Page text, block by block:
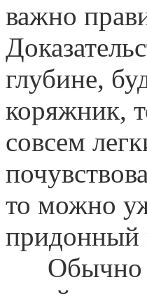
важно
глубине,
коряжник,
совсем
то можно
придонный
Обычно